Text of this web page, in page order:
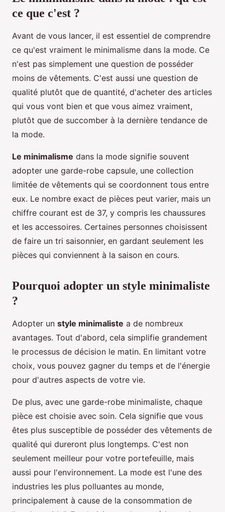
ce que c'est ?
Avant de vous lancer, il est essentiel de comprendre
ce qu'est vraiment le minimalisme dans la mode. Ce
n'est pas simplement une question de posséder
moins de vêtements. C'est aussi une question de
qualité plutôt que de quantité, d'acheter des articles
qui vous vont bien et que vous aimez vraiment,
plutôt que de succomber à la dernière tendance de
la mode.
Le minimalisme dans la mode signifie souvent
adopter une garde-robe capsule, une collection
limitée de vêtements qui se coordonnent tous entre
eux. Le nombre exact de pièces peut varier, mais un
chiffre courant est de 37, y compris les chaussures
et les accessoires. Certaines personnes choisissent
de faire un tri saisonnier, en gardant seulement les
pièces qui conviennent à la saison en cours.
Pourquoi adopter un style minimaliste
?
Adopter un style minimaliste a de nombreux
avantages. Tout d'abord, cela simplifie grandement
le processus de décision le matin. En limitant votre
choix, vous pouvez gagner du temps et de l'énergie
pour d'autres aspects de votre vie.
De plus, avec une garde-robe minimaliste, chaque
pièce est choisie avec soin. Cela signifie que vous
êtes plus susceptible de posséder des vêtements de
qualité qui dureront plus longtemps. C'est non
seulement meilleur pour votre portefeuille, mais
aussi pour l'environnement. La mode est l'une des
industries les plus polluantes au monde,
principalement à cause de la consommation de